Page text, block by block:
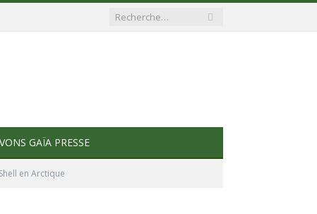
GAÏA PRESSE
en Arctique